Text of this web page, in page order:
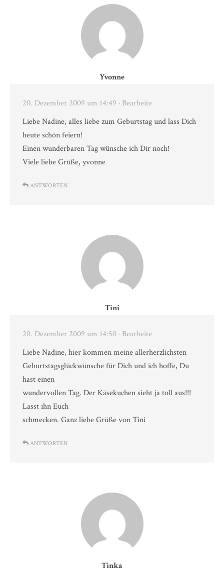
Yvonne
20. Dezember 2009 um 14:49 · Bearbeite
Liebe Nadine, alles liebe zum Geburtstag und lass Dich
heute schön feiern!
Einen wunderbaren Tag wünsche ich Dir noch!
Viele liebe Grüße, yvonne
ANTWORTEN
Tini
20. Dezember 2009 um 14:50 · Bearbeite
Liebe Nadine, hier kommen meine allerherzlichsten
Geburtstagsglückwünsche für Dich und ich hoffe, Du
hast einen
wundervollen Tag. Der Käsekuchen sieht ja toll aus!!!
Lasst ihn Euch
schmecken. Ganz liebe Grüße von Tini
ANTWORTEN
Tinka